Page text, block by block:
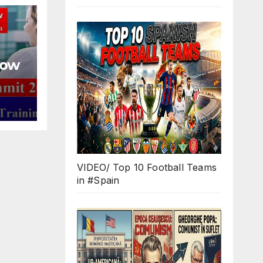
VIDEO/ Top 10 Football Teams
in #Spain